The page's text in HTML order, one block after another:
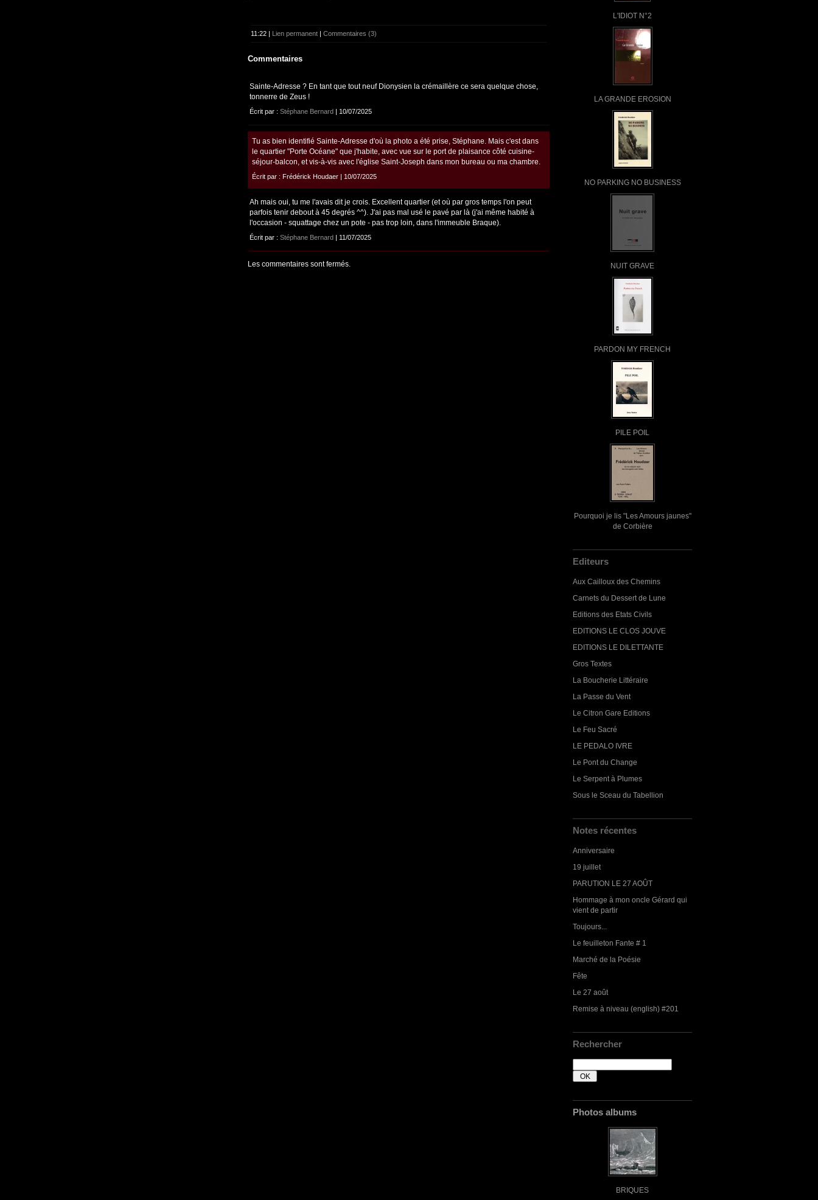
L'IDIOT N°2
LA GRANDE EROSION
NO PARKING NO BUSINESS
NUIT GRAVE
PARDON MY FRENCH
PILE POIL
Pourquoi je lis "Les Amours jaunes"
de Corbière
Editeurs
Aux Cailloux des Chemins
Carnets du Dessert de Lune
Editions des Etats Civils
EDITIONS LE CLOS JOUVE
EDITIONS LE DILETTANTE
Gros Textes
La Boucherie Littéraire
La Passe du Vent
Le Citron Gare Editions
Le Feu Sacré
LE PEDALO IVRE
Le Pont du Change
Le Serpent à Plumes
Sous le Sceau du Tabellion
Notes récentes
Anniversaire
19 juillet
PARUTION LE 27 AOÛT
Hommage à mon oncle Gérard qui
vient de partir
Toujours...
Le feuilleton Fante # 1
Marché de la Poésie
Fête
Le 27 août
Remise à niveau (english) #201
Rechercher
Photos albums
BRIQUES
11:22 | Lien permanent | Commentaires (3)
Commentaires
Sainte-Adresse ? En tant que tout neuf Dionysien la crémaillère ce sera quelque chose,
tonnerre de Zeus !
Écrit par : Stéphane Bernard | 10/07/2025
Tu as bien identifié Sainte-Adresse d'où la photo a été prise, Stéphane. Mais c'est dans
le quartier "Porte Océane" que j'habite, avec vue sur le port de plaisance côté cuisine-
séjour-balcon, et vis-à-vis avec l'église Saint-Joseph dans mon bureau ou ma chambre.
Écrit par : Frédérick Houdaer | 10/07/2025
Ah mais oui, tu me l'avais dit je crois. Excellent quartier (et où par gros temps l'on peut
parfois tenir debout à 45 degrés ^^). J'ai pas mal usé le pavé par là (j'ai même habité à
l'occasion - squattage chez un pote - pas trop loin, dans l'immeuble Braque).
Écrit par : Stéphane Bernard | 11/07/2025
Les commentaires sont fermés.